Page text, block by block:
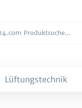
Lüftungstechnik